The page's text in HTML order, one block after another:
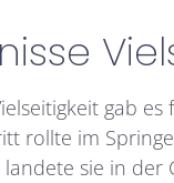
gab
rollte im
sie in